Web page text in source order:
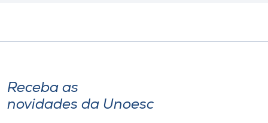
Receba as
novidades da Unoesc